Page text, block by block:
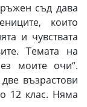
съд дава
които
и чувствата
Темата на
моите очи“.
възрастови
12 клас. Няма